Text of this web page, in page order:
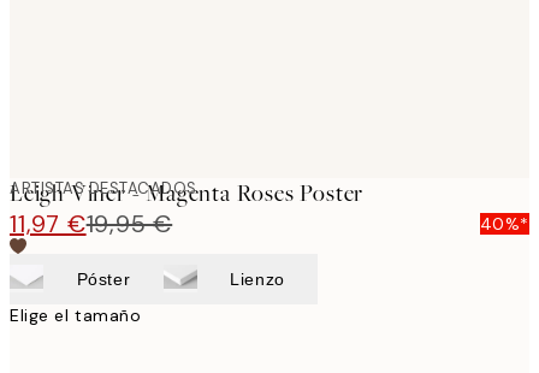
ARTISTAS DESTACADOS
Leigh Viner - Magenta Roses Poster
11,97 €19,95 € 40%*
Póster Lienzo
Elige el tamaño